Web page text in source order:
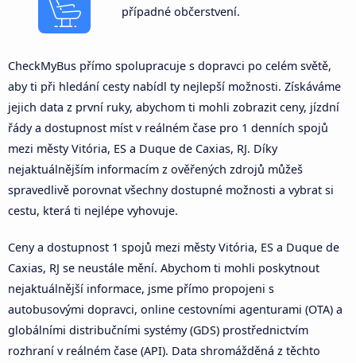
případné občerstvení.
CheckMyBus přímo spolupracuje s dopravci po celém světě,
aby ti při hledání cesty nabídl ty nejlepší možnosti. Získáváme
jejich data z první ruky, abychom ti mohli zobrazit ceny, jízdní
řády a dostupnost míst v reálném čase pro 1 denních spojů
mezi městy Vitória, ES a Duque de Caxias, RJ. Díky
nejaktuálnějším informacím z ověřených zdrojů můžeš
spravedlivě porovnat všechny dostupné možnosti a vybrat si
cestu, která ti nejlépe vyhovuje.
Ceny a dostupnost 1 spojů mezi městy Vitória, ES a Duque de
Caxias, RJ se neustále mění. Abychom ti mohli poskytnout
nejaktuálnější informace, jsme přímo propojeni s
autobusovými dopravci, online cestovními agenturami (OTA) a
globálními distribučními systémy (GDS) prostřednictvím
rozhraní v reálném čase (API). Data shromážděná z těchto